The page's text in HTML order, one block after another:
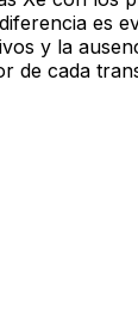
es
y la
de cada